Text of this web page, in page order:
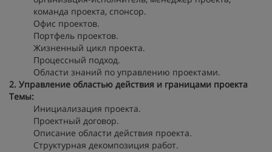
команда проекта, спонсор.
Офис проектов.
Портфель проектов.
Жизненный цикл проекта.
Процессный подход.
Области знаний по управлению проектами.
2. Управление областью действия и границами проекта
Темы:
Инициализация проекта.
Проектный договор.
Описание области действия проекта.
Структурная декомпозиция работ.